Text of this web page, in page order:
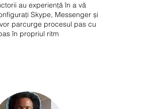
au experiență în a vă
Skype, Messenger și
parcurge procesul pas cu
în propriul ritm